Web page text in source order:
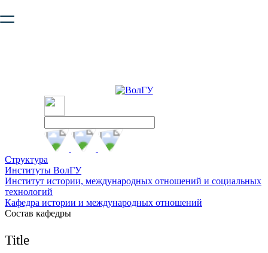
безопасную работу с сайтом. Пожалуйста
Структура
Институты ВолГУ
Институт истории, международных отношений и социальных
технологий
Кафедра истории и международных отношений
Состав кафедры
Title